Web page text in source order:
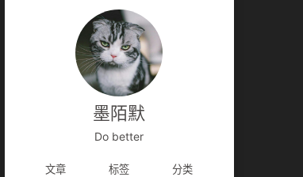
墨陌默
Do better
文章 标签 分类